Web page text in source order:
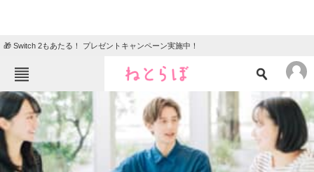
🎁 Switch 2もあたる！ プレゼントキャンペーン実施中！
ねとらぼメニュー
TOP ニュース
エンタメ クイズ